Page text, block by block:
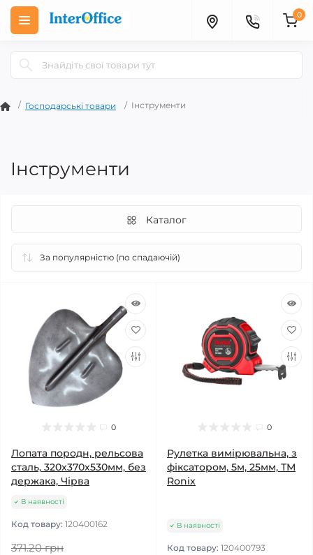
0
Господарські товари Інструменти
Інструменти
Каталог
0
Лопата породн, рельсова
сталь, 320х370х530мм, без
держака, Чірва
В наявності
Код товару: 120400162
371.20 грн
0
Рулетка вимірювальна, з
фіксатором, 5м, 25мм, ТМ
Ronix
В наявності
Код товару: 120400793